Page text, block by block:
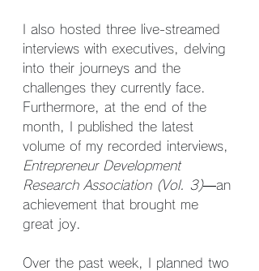
I also hosted three live-streamed
interviews with executives, delving
into their journeys and the
challenges they currently face.
Furthermore, at the end of the
month, I published the latest
volume of my recorded interviews,
Entrepreneur Development
Research Association (Vol. 3)—an
achievement that brought me
great joy.
Over the past week, I planned two